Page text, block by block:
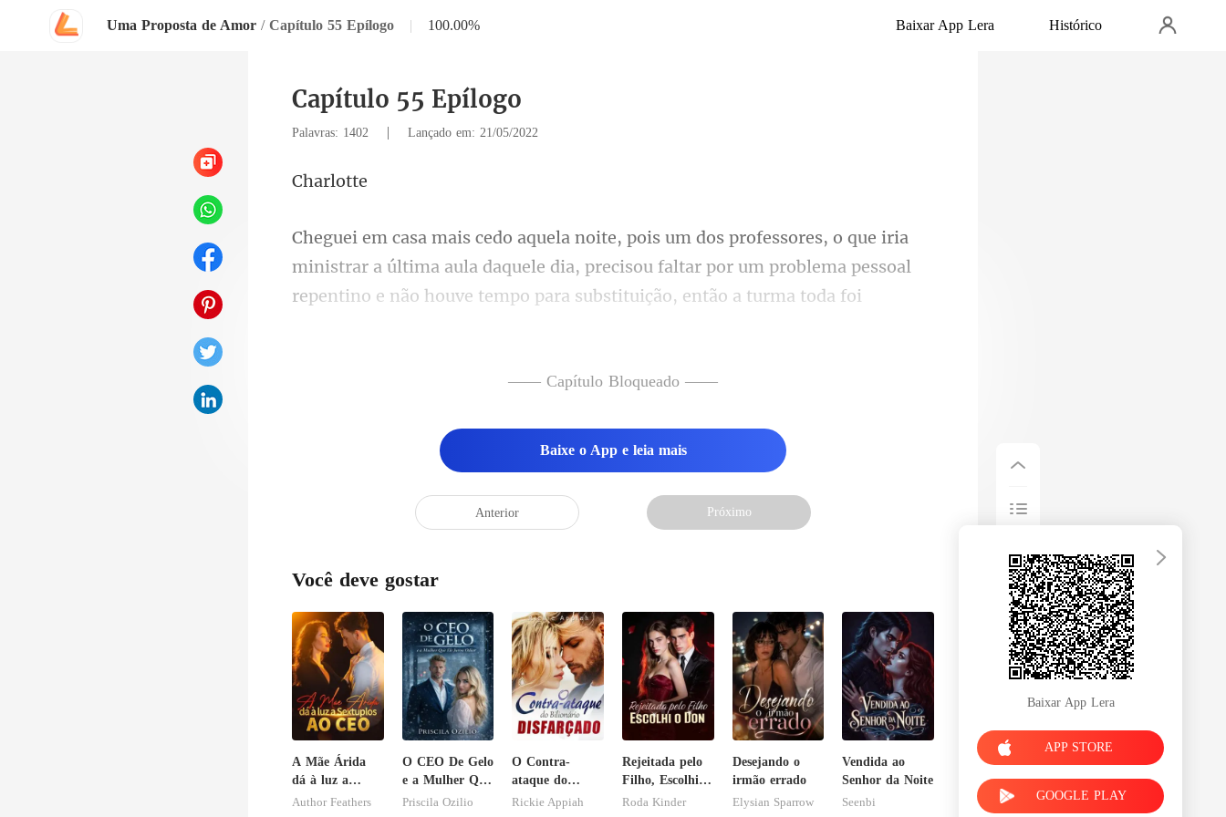
Uma Proposta de Amor / Capítulo 55 Epílogo | 100.00% Baixar App Lera Histórico
Capítulo 55 Epílogo
Palavras: 1402 | Lançado em: 21/05/2022
rlo
ar a última aula daquele dia, precisou faltar por um problema pessoal
repentino e n
—— Capítulo Bloqueado ——
Baixe o App e leia mais
Anterior Próximo
Você deve gostar
A Mãe Árida
dá à luz a
Sextuplos ao
Author Feathers
O CEO De Gelo
e a Mulher Que
Ele Jurou
Priscila Ozilio
O Contra-
ataque do
Bilionário
Rickie Appiah
Rejeitada pelo
Filho, Escolhi o
Don
Roda Kinder
Desejando o
irmão errado
Elysian Sparrow
Vendida ao
Senhor da Noite
Seenbi
Baixar App Lera
APP STORE
GOOGLE PLAY